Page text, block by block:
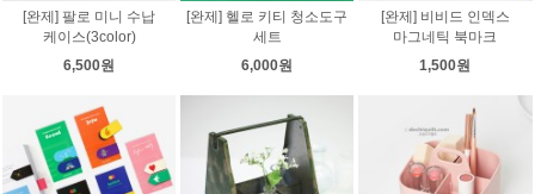
[완제] 팔로 미니 수납
케이스(3color)
6,500원
[완제] 헬로 키티 청소도구
세트
6,000원
[완제] 비비드 인덱스
마그네틱 북마크
1,500원